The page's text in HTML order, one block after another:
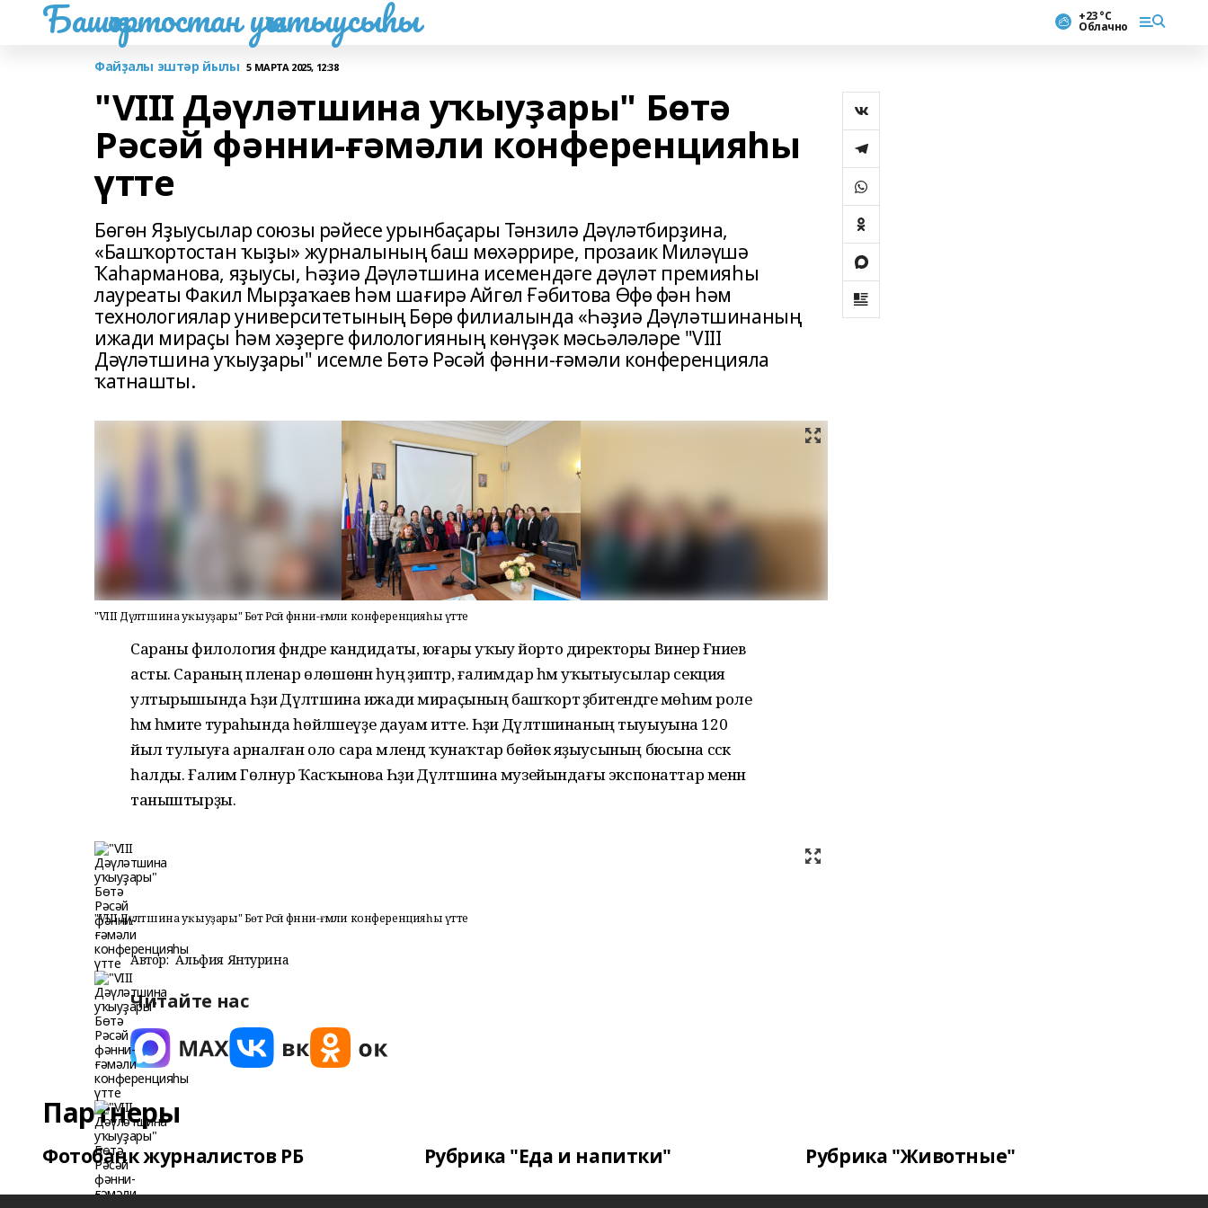
Башҡортостан уҡытыусыһы +23 °С
Облачно
Файҙалы эштәр йылы 5 МАРТА 2025, 12:38
"VIII Дәүләтшина уҡыуҙары" Бөтә
Рәсәй фәнни-ғәмәли конференцияһы
үтте
Бөгөн Яҙыусылар союзы рәйесе урынбаҫары Тәнзилә Дәүләтбирҙина,
«Башҡортостан ҡыҙы» журналының баш мөхәррире, прозаик Миләүшә
Ҡаһарманова, яҙыусы, Һәҙиә Дәүләтшина исемендәге дәүләт премияһы
лауреаты Факил Мырҙаҡаев һәм шағирә Айгөл Ғәбитова Өфө фән һәм
технологиялар университетының Бөрө филиалында «Һәҙиә Дәүләтшинаның
ижади мираҫы һәм хәҙерге филологияның көнүҙәк мәсьәләләре "VIII
Дәүләтшина уҡыуҙары" исемле Бөтә Рәсәй фәнни-ғәмәли конференцияла
ҡатнашты.
"VIII Дәүләтшина уҡыуҙары" Бөтә Рәсәй фәнни-ғәмәли конференцияһы үтте
Сараны филология фәндәре кандидаты, юғары уҡыу йорто директоры Винер Ғәниев
асты. Сараның пленар өлөшөнән һуң әҙиптәр, ғалимдар һәм уҡытыусылар секция
ултырышында Һәҙиә Дәүләтшина ижади мираҫының башҡорт әҙәбиәтендәге мөһим роле
һәм әһәмиәте тураһында һөйләшеүҙе дауам итте. Һәҙиә Дәүләтшинаның тыуыуына 120
йыл тулыуға арналған оло сара мәлендә ҡунаҡтар бөйөк яҙыусының бюсына сәскә
һалды. Ғалимә Гөлнур Ҡасҡынова Һәҙиә Дәүләтшина музейындағы экспонаттар менән
таныштырҙы.
"VIII Дәүләтшина уҡыуҙары" Бөтә Рәсәй фәнни-ғәмәли конференцияһы үтте
Автор: Альфия Янтурина
Читайте нас
Партнеры
Фотобанк журналистов РБ Рубрика "Еда и напитки" Рубрика "Животные"